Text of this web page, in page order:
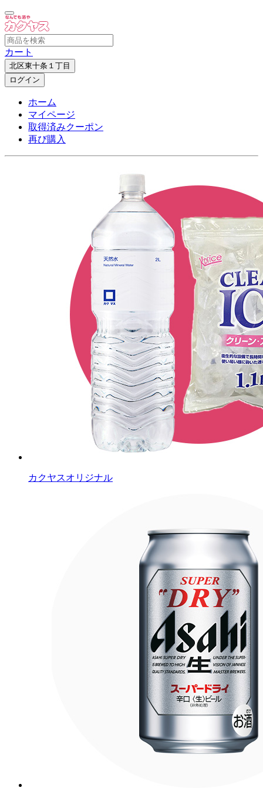
カート
北区東十条１丁目
ログイン
ホーム
マイページ
取得済みクーポン
再び購入
カクヤスオリジナル